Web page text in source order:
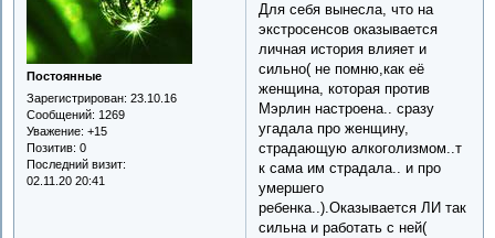
Постоянные
Зарегистрирован: 23.10.16
Сообщений: 1269
Уважение: +15
Позитив: 0
Последний визит:
02.11.20 20:41
Для себя вынесла, что на
экстросенсов оказывается
личная история влияет и
сильно( не помню,как её
женщина, которая против
Мэрлин настроена.. сразу
угадала про женщину,
страдающую алкоголизмом..т
к сама им страдала.. и про
умершего
ребенка..).Оказывается ЛИ так
сильна и работать с ней(